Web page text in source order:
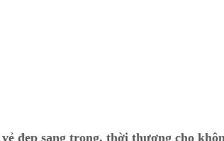
đẹp sang trọng, thời thượng cho